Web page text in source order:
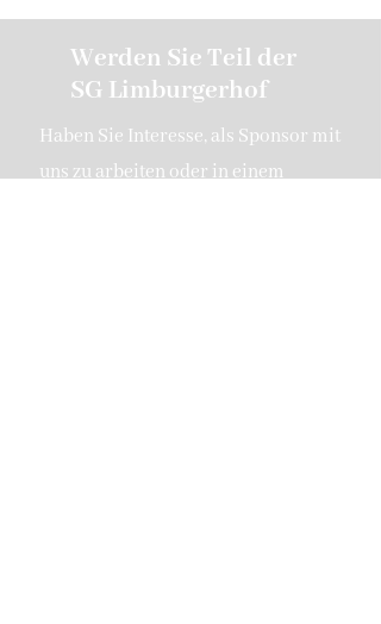
Werden Sie Teil der
SG Limburgerhof
Haben Sie Interesse, als Sponsor mit
uns zu arbeiten oder in einem